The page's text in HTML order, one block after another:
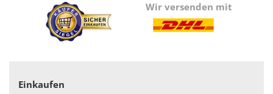
Wir versenden mit
Einkaufen